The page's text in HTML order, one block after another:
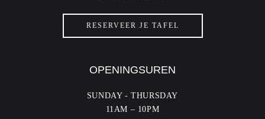
RESERVEER JE TAFEL
OPENINGSUREN
SUNDAY - THURSDAY
11AM – 10PM